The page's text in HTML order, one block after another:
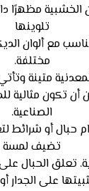
الخشبية مظهرًا
تلوينها
مع ألوان
مختلفة.
متينة
تكون مثالية
الصناعية.
حبال أو شرائط
تضيف لمسة
تعلق الحبال على
على الجدار